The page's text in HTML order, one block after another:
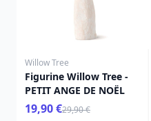
Willow Tree
Figurine Willow Tree -
PETIT ANGE DE NOËL
19,90 €29,90 €